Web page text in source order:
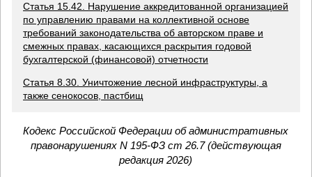
Статья 15.42. Нарушение аккредитованной организацией
по управлению правами на коллективной основе
требований законодательства об авторском праве и
смежных правах, касающихся раскрытия годовой
бухгалтерской (финансовой) отчетности
Статья 8.30. Уничтожение лесной инфраструктуры, а
также сенокосов, пастбищ
Кодекс Российской Федерации об административных
правонарушениях N 195-ФЗ ст 26.7 (действующая
редакция 2026)